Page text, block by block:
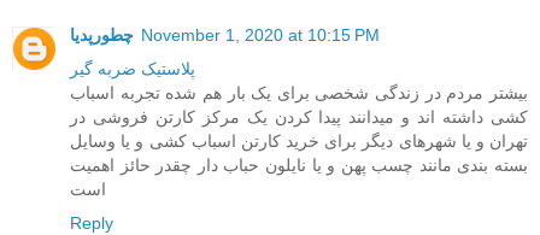
چطورپدیا November 1, 2020 at 10:15 PM
پلاستیک ضربه گیر
بیشتر مردم در زندگی شخصی برای یک بار هم شده تجربه اسباب
کشی داشته اند و میدانند پیدا کردن یک مرکز کارتن فروشی در
تهران و یا شهرهای دیگر برای خرید کارتن اسباب کشی و یا وسایل
بسته بندی مانند چسب پهن و یا نایلون حباب دار چقدر حائز اهمیت
است
Reply